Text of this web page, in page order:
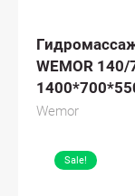
WEMOR
Wemor
Sale!